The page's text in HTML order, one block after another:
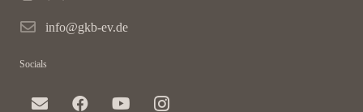
info@gkb-ev.de
Socials